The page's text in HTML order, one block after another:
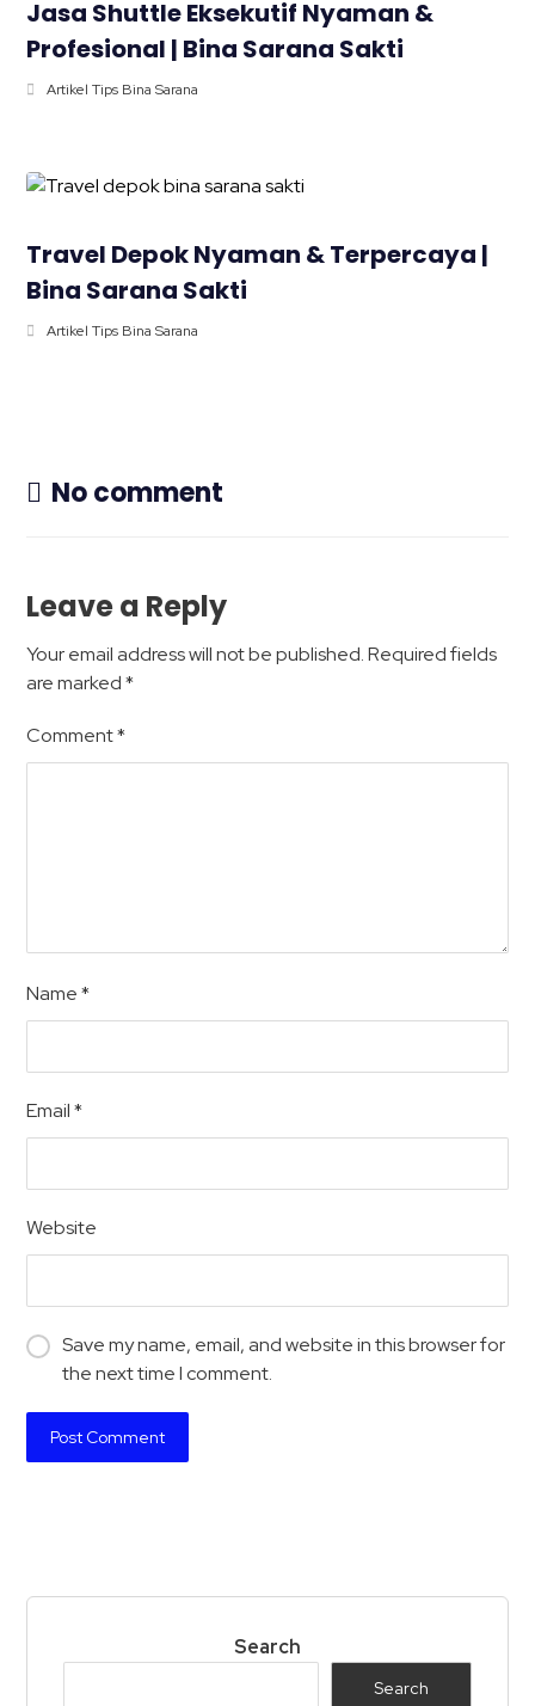
Jasa Shuttle Eksekutif Nyaman &
Profesional | Bina Sarana Sakti
Artikel Tips Bina Sarana
Travel Depok Nyaman & Terpercaya |
Bina Sarana Sakti
Artikel Tips Bina Sarana
No comment
Leave a Reply
Your email address will not be published. Required fields
are marked*
Comment*
Name*
Email*
Website
Save my name, email, and website in this browser for
the next time I comment.
Search
Search